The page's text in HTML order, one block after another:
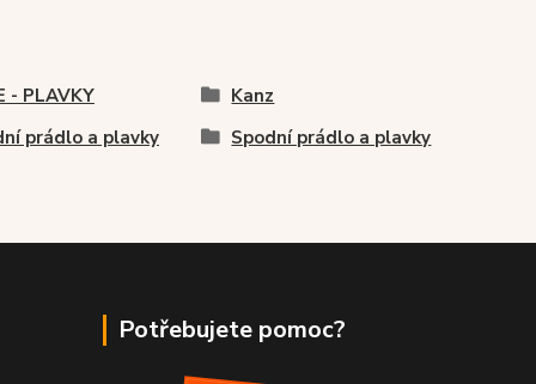
- PLAVKY
Kanz
prádlo a plavky Spodní prádlo a plavky
Potřebujete pomoc?